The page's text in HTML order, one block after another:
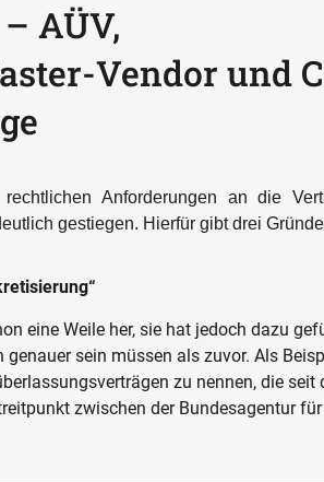
AÜV,
Vendor und
Anforderungen an die
gestiegen. Hierfür gibt drei
eine Weile her, sie hat jedoch dazu
sein müssen als zuvor. Als
zu nennen, die seit
zwischen der Bundesagentur